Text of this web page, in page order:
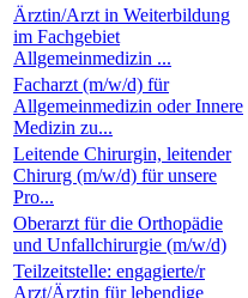
Ärztin/Arzt in Weiterbildung
im Fachgebiet
Allgemeinmedizin ...
Facharzt (m/w/d) für
Allgemeinmedizin oder Innere
Medizin zu...
Leitende Chirurgin, leitender
Chirurg (m/w/d) für unsere
Pro...
Oberarzt für die Orthopädie
und Unfallchirurgie (m/w/d)
Teilzeitstelle: engagierte/r
Arzt/Ärztin für lebendige